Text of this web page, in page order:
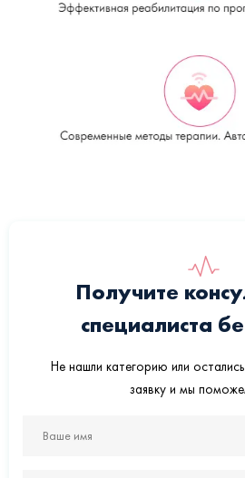
Получите
специалиста
Не нашли категорию или
заявку и мы